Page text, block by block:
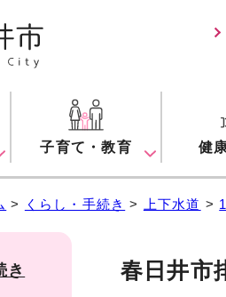
子育て・教育 健
> くらし・手続き > 上下水道 >
春日井市
き